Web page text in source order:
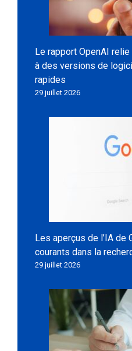
Le rapport OpenAI
à des versions de
rapides
29 juillet 2026
Les aperçus de l’IA de
courants dans la
29 juillet 2026